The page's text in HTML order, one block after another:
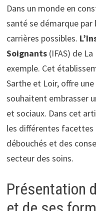
Dans un monde en
santé se démarque
carrières possibles.
Soignants(IFAS) de
exemple. Cet
Sarthe et Loir, offre
souhaitent embrasser
et sociaux. Dans cet
les différentes facettes
débouchés et des
secteur des soins.
Présentation